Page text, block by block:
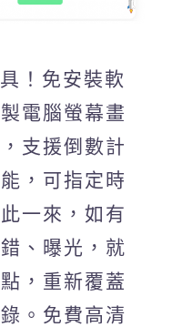
！免安裝軟
電腦螢幕畫
支援倒數計
，可指定時
一來，如有
、曝光，就
，重新覆蓋
。免費高清